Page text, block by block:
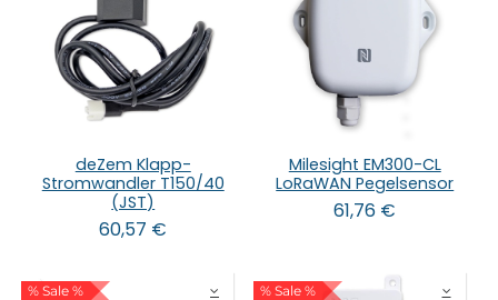
deZem Klapp-
Stromwandler T150/40
(JST)
60,57 €
Milesight EM300-CL
LoRaWAN Pegelsensor
61,76 €
% Sale % % Sale %